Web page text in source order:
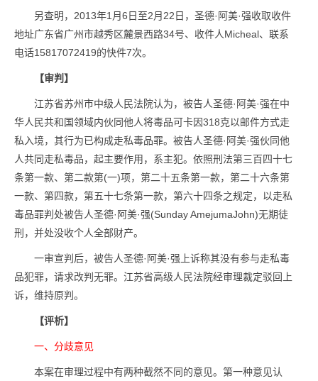
另查明，2013年1月6日至2月22日，圣德·阿美·强收取收件
地址广东省广州市越秀区麓景西路34号、收件人Micheal、联系
电话15817072419的快件7次。
【审判】
江苏省苏州市中级人民法院认为，被告人圣德·阿美·强在中
华人民共和国领域内伙同他人将毒品可卡因318克以邮件方式走
私入境，其行为已构成走私毒品罪。被告人圣德·阿美·强伙同他
人共同走私毒品，起主要作用，系主犯。依照刑法第三百四十七
条第一款、第二款第(一)项，第二十五条第一款，第二十六条第
一款、第四款，第五十七条第一款，第六十四条之规定，以走私
毒品罪判处被告人圣德·阿美·强(Sunday AmejumaJohn)无期徒
刑，并处没收个人全部财产。
一审宣判后，被告人圣德·阿美·强上诉称其没有参与走私毒
品犯罪，请求改判无罪。江苏省高级人民法院经审理裁定驳回上
诉，维持原判。
【评析】
一、分歧意见
本案在审理过程中有两种截然不同的意见。第一种意见认